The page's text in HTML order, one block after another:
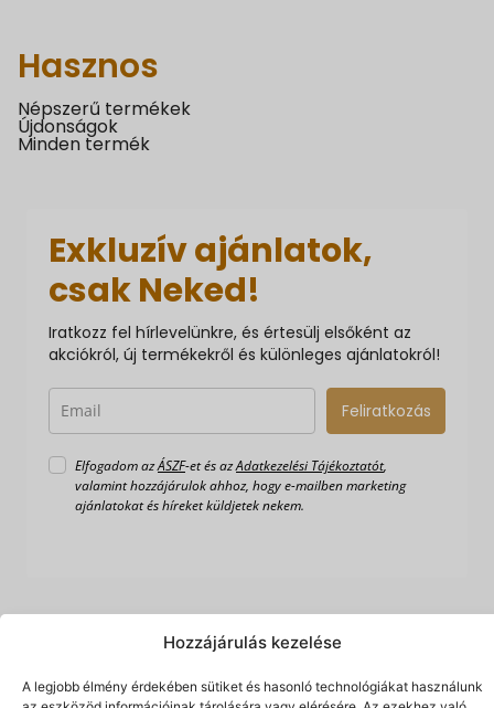
Hozzájárulás kezelése
A legjobb élmény érdekében sütiket és hasonló technológiákat használunk
Hasznos
Népszerű termékek
Újdonságok
Minden termék
Exkluzív ajánlatok,
csak Neked!
Iratkozz fel hírlevelünkre, és értesülj elsőként az
akciókról, új termékekről és különleges ajánlatokról!
Feliratkozás
Elfogadom azÁSZF-et és azAdatkezelési Tájékoztatót,
valamint hozzájárulok ahhoz, hogy e-mailben marketing
ajánlatokat és híreket küldjetek nekem.